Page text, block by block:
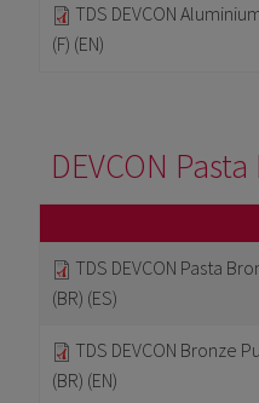
TDS DEVCON
(F) (EN)
DEVCON
TDS DEVCON Pasta
(BR) (ES)
TDS DEVCON Bronze
(BR) (EN)